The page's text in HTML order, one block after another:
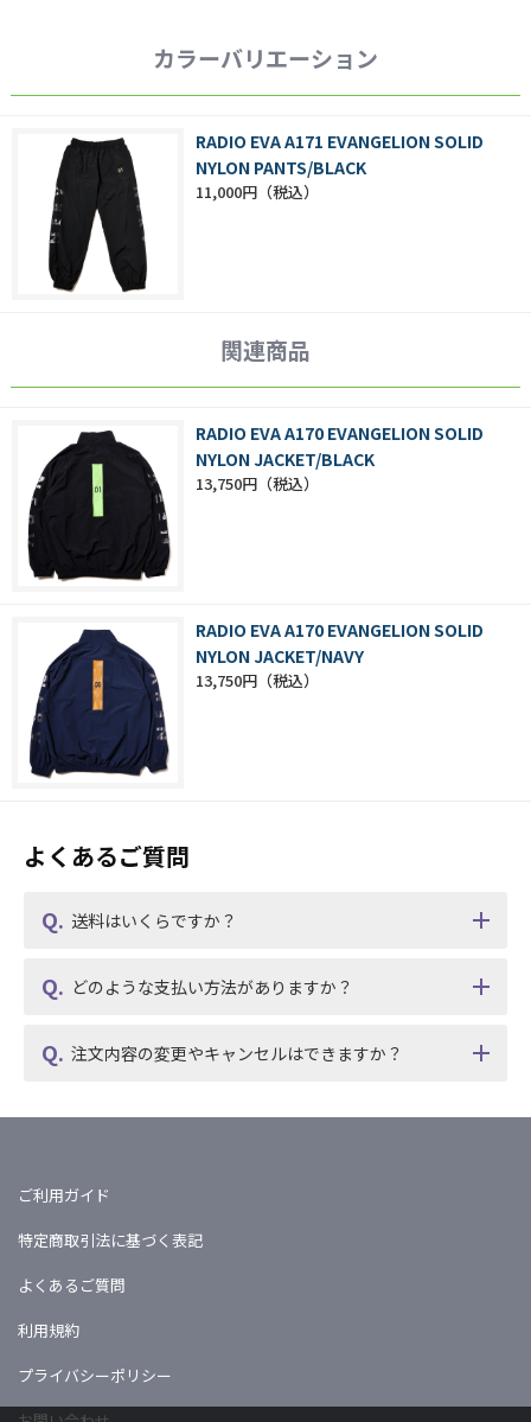
カラーバリエーション
RADIO EVA A171 EVANGELION SOLID
NYLON PANTS/BLACK
11,000円
関連商品
RADIO EVA A170 EVANGELION SOLID
NYLON JACKET/BLACK
13,750円
RADIO EVA A170 EVANGELION SOLID
NYLON JACKET/NAVY
13,750円
よくあるご質問
送料はいくらですか？
どのような支払い方法がありますか？
注文内容の変更やキャンセルはできますか？
ご利用ガイド
特定商取引法に基づく表記
よくあるご質問
利用規約
プライバシーポリシー